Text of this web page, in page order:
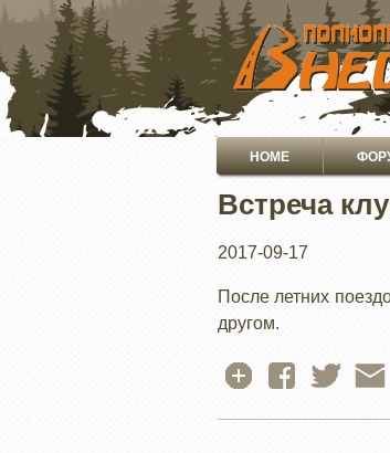
ПЕРЕЙТИ
ОСНОВНОМУ
СОДЕРЖАНИЮ
Основная
навигация
HOME
Встреча
2017-09-17
После летних
другом.